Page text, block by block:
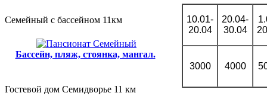
Семейный с бассейном 11км
Бассейн, пляж, стоянка, мангал.
Гостевой дом Семидворье 11 км
10.01-
20.04
20.04-
30.04
3000 4000